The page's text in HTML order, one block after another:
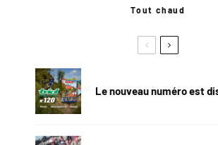
Tout chaud
Le nouveau numéro est